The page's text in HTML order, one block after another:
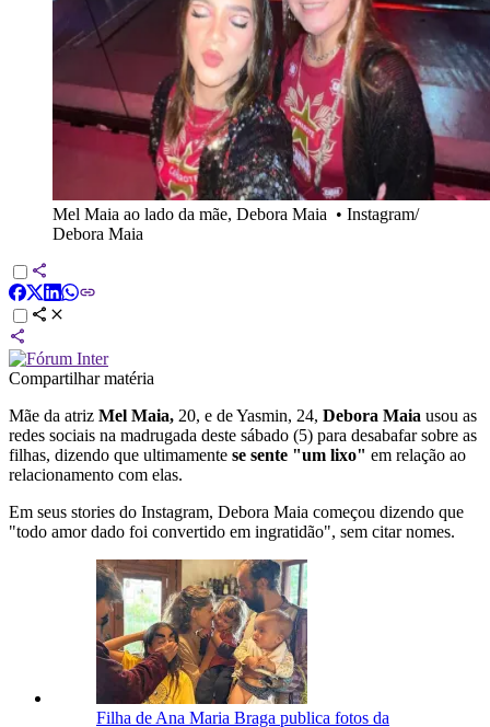
Mel Maia ao lado da mãe, Debora Maia • Instagram/
Debora Maia
Compartilhar matéria
Mãe da atriz Mel Maia, 20, e de Yasmin, 24, Debora Maia usou as
redes sociais na madrugada deste sábado (5) para desabafar sobre as
filhas, dizendo que ultimamente se sente "um lixo" em relação ao
relacionamento com elas.
Em seus stories do Instagram, Debora Maia começou dizendo que
"todo amor dado foi convertido em ingratidão", sem citar nomes.
Filha de Ana Maria Braga publica fotos da